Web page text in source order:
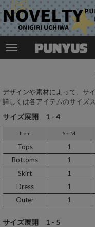
デザインや素材によって、サ
詳しくは各アイテムのサイズ
サイズ展開 1 - 4
Item S～M
Tops 1
Bottoms
1
Skirt
1
Dress
1
Outer
1
サイズ展開 1 - 5